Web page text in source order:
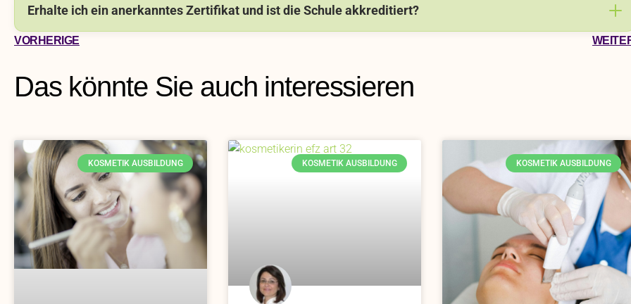
Erhalte ich ein anerkanntes Zertifikat und ist die Schule akkreditiert?
VORHERIGE
Das könnte Sie auch interessieren
KOSMETIK AUSBILDUNG KOSMETIK AUSBILDUNG KOSMETIK AUSBILDUNG